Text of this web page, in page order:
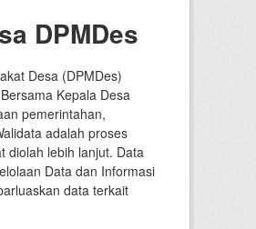
DPMDes
Desa (DPMDes)
Kepala Desa
pemerintahan,
adalah proses
diolah lebih lanjut. Data
Data dan Informasi
data terkait